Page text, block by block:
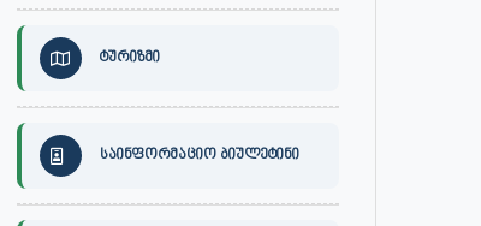
ტურიზმი
საინფორმაციო ბიულეტინი